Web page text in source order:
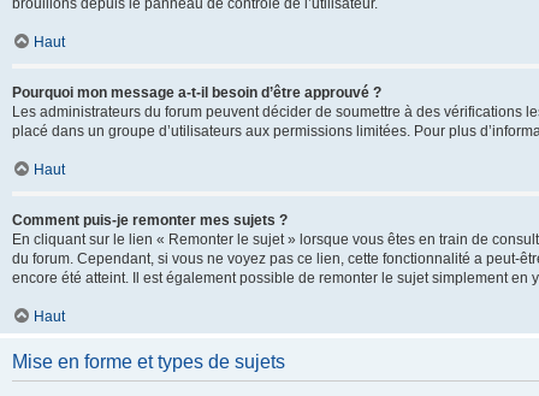
brouillons depuis le panneau de contrôle de l’utilisateur.
Haut
Pourquoi mon message a-t-il besoin d’être approuvé ?
Les administrateurs du forum peuvent décider de soumettre à des vérifications
placé dans un groupe d’utilisateurs aux permissions limitées. Pour plus
Haut
Comment puis-je remonter mes sujets ?
En cliquant sur le lien « Remonter le sujet » lorsque vous êtes en train de
du forum. Cependant, si vous ne voyez pas ce lien, cette fonctionnalité a peut-
encore été atteint. Il est également possible de remonter le sujet simplement
Haut
Mise en forme et types de sujets